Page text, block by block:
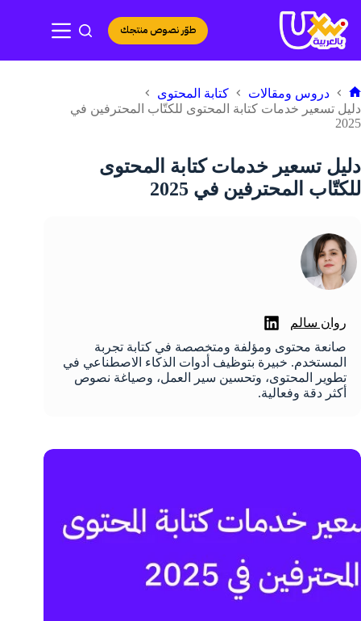
إلى
المحتوى
طوّر نصوص منتجك
الرئيسية
دروس ومقالات
كتابة المحتوى
دليل تسعير خدمات كتابة المحتوى للكتّاب المحترفين في
2025
دليل تسعير خدمات كتابة المحتوى
للكتّاب المحترفين في 2025
روان سالم
صانعة محتوى ومؤلفة ومتخصصة في كتابة تجربة
المستخدم. خبيرة بتوظيف أدوات الذكاء الاصطناعي في
تطوير المحتوى، وتحسين سير العمل، وصياغة نصوص
أكثر دقة وفعالية.